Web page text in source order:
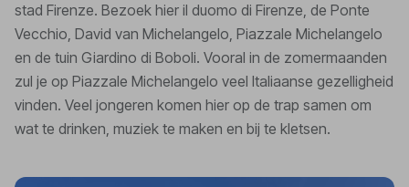
stad Firenze. Bezoek hier il duomo di Firenze, de Ponte
Vecchio, David van Michelangelo, Piazzale Michelangelo
en de tuin Giardino di Boboli. Vooral in de zomermaanden
zul je op Piazzale Michelangelo veel Italiaanse gezelligheid
vinden. Veel jongeren komen hier op de trap samen om
wat te drinken, muziek te maken en bij te kletsen.